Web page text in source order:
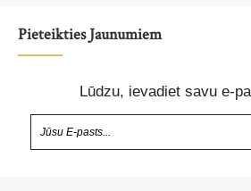
Pieteikties Jaunumiem
Lūdzu, ievadiet savu e-